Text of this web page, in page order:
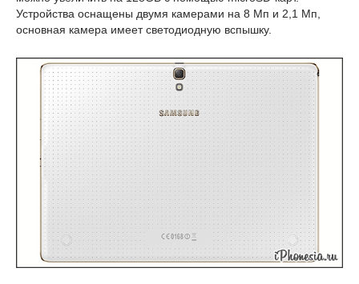
Устройства оснащены двумя камерами на 8 Мп и 2,1 Мп,
основная камера имеет светодиодную вспышку.